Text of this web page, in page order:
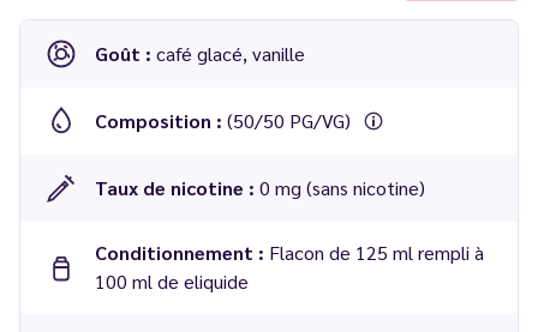
Goût : café glacé, vanille
Composition : (50/50 PG/VG)
Taux de nicotine : 0 mg (sans nicotine)
Conditionnement : Flacon de 125 ml rempli à
100 ml de eliquide